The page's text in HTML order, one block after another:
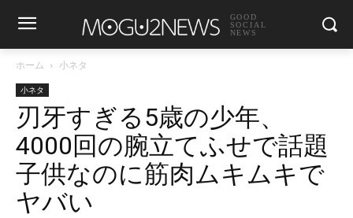
GOOD
SOCIAL
NEWS
ホーム 小ネタ
小ネタ
刃牙すぎる5歳の少年、
4000回の腕立てふせで話題
子供なのに筋肉ムキムキで
ヤバい